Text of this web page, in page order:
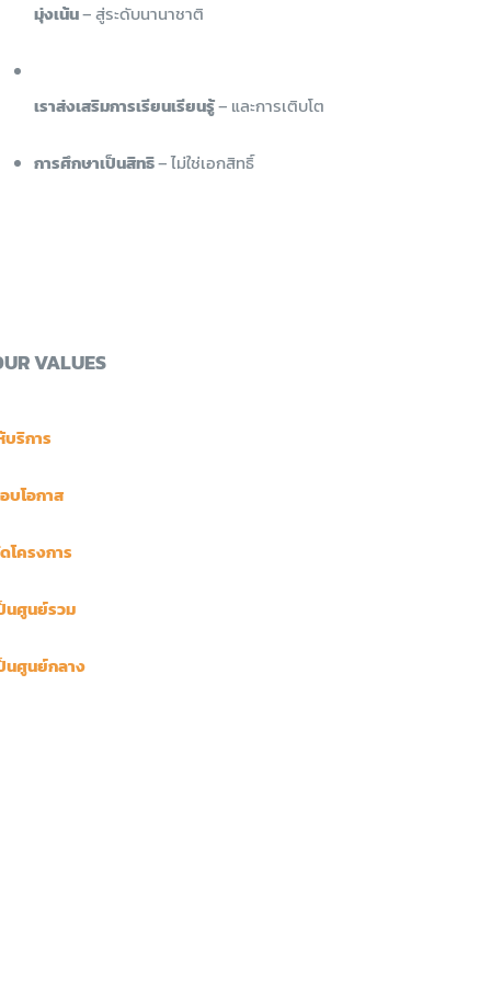
มุ่งเน้น– สู่ระดับนานาชาติ
เราส่งเสริมการเรียนเรียนรู้– และการเติบโต
การศึกษาเป็นสิทธิ– ไม่ใช่เอกสิทธิ์
VALUES
บริการ
บโอกาส
โครงการ
นศูนย์รวม
นศูนย์กลาง